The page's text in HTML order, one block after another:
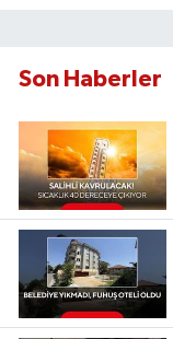
Son Haberler